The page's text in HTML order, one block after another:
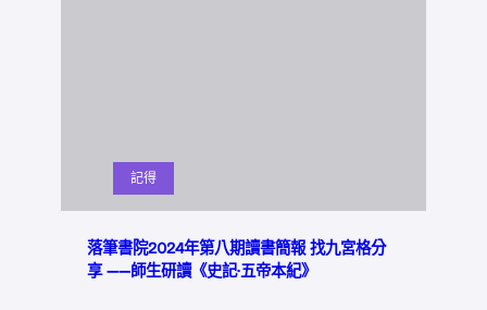
記得
落筆書院2024年第八期讀書簡報 找九宮格分
享 ——師生研讀《史記·五帝本紀》